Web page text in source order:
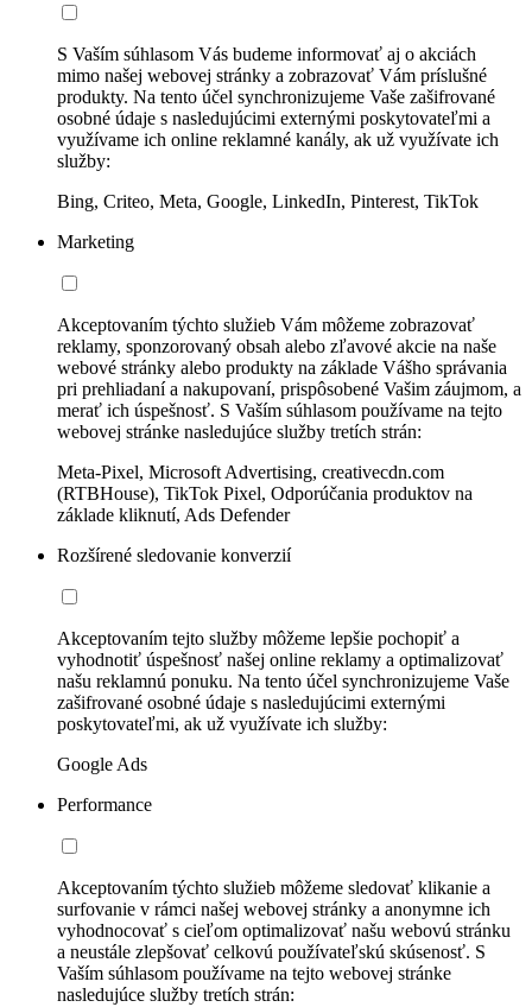
S Vaším súhlasom Vás budeme informovať aj o akciách
mimo našej webovej stránky a zobrazovať Vám príslušné
produkty. Na tento účel synchronizujeme Vaše zašifrované
osobné údaje s nasledujúcimi externými poskytovateľmi a
využívame ich online reklamné kanály, ak už využívate ich
služby:
Bing, Criteo, Meta, Google, LinkedIn, Pinterest, TikTok
Marketing
Akceptovaním týchto služieb Vám môžeme zobrazovať
reklamy, sponzorovaný obsah alebo zľavové akcie na naše
webové stránky alebo produkty na základe Vášho správania
pri prehliadaní a nakupovaní, prispôsobené Vašim záujmom, a
merať ich úspešnosť. S Vaším súhlasom používame na tejto
webovej stránke nasledujúce služby tretích strán:
Meta-Pixel, Microsoft Advertising, creativecdn.com
(RTBHouse), TikTok Pixel, Odporúčania produktov na
základe kliknutí, Ads Defender
Rozšírené sledovanie konverzií
Akceptovaním tejto služby môžeme lepšie pochopiť a
vyhodnotiť úspešnosť našej online reklamy a optimalizovať
našu reklamnú ponuku. Na tento účel synchronizujeme Vaše
zašifrované osobné údaje s nasledujúcimi externými
poskytovateľmi, ak už využívate ich služby:
Google Ads
Performance
Akceptovaním týchto služieb môžeme sledovať klikanie a
surfovanie v rámci našej webovej stránky a anonymne ich
vyhodnocovať s cieľom optimalizovať našu webovú stránku
a neustále zlepšovať celkovú používateľskú skúsenosť. S
Vaším súhlasom používame na tejto webovej stránke
nasledujúce služby tretích strán: